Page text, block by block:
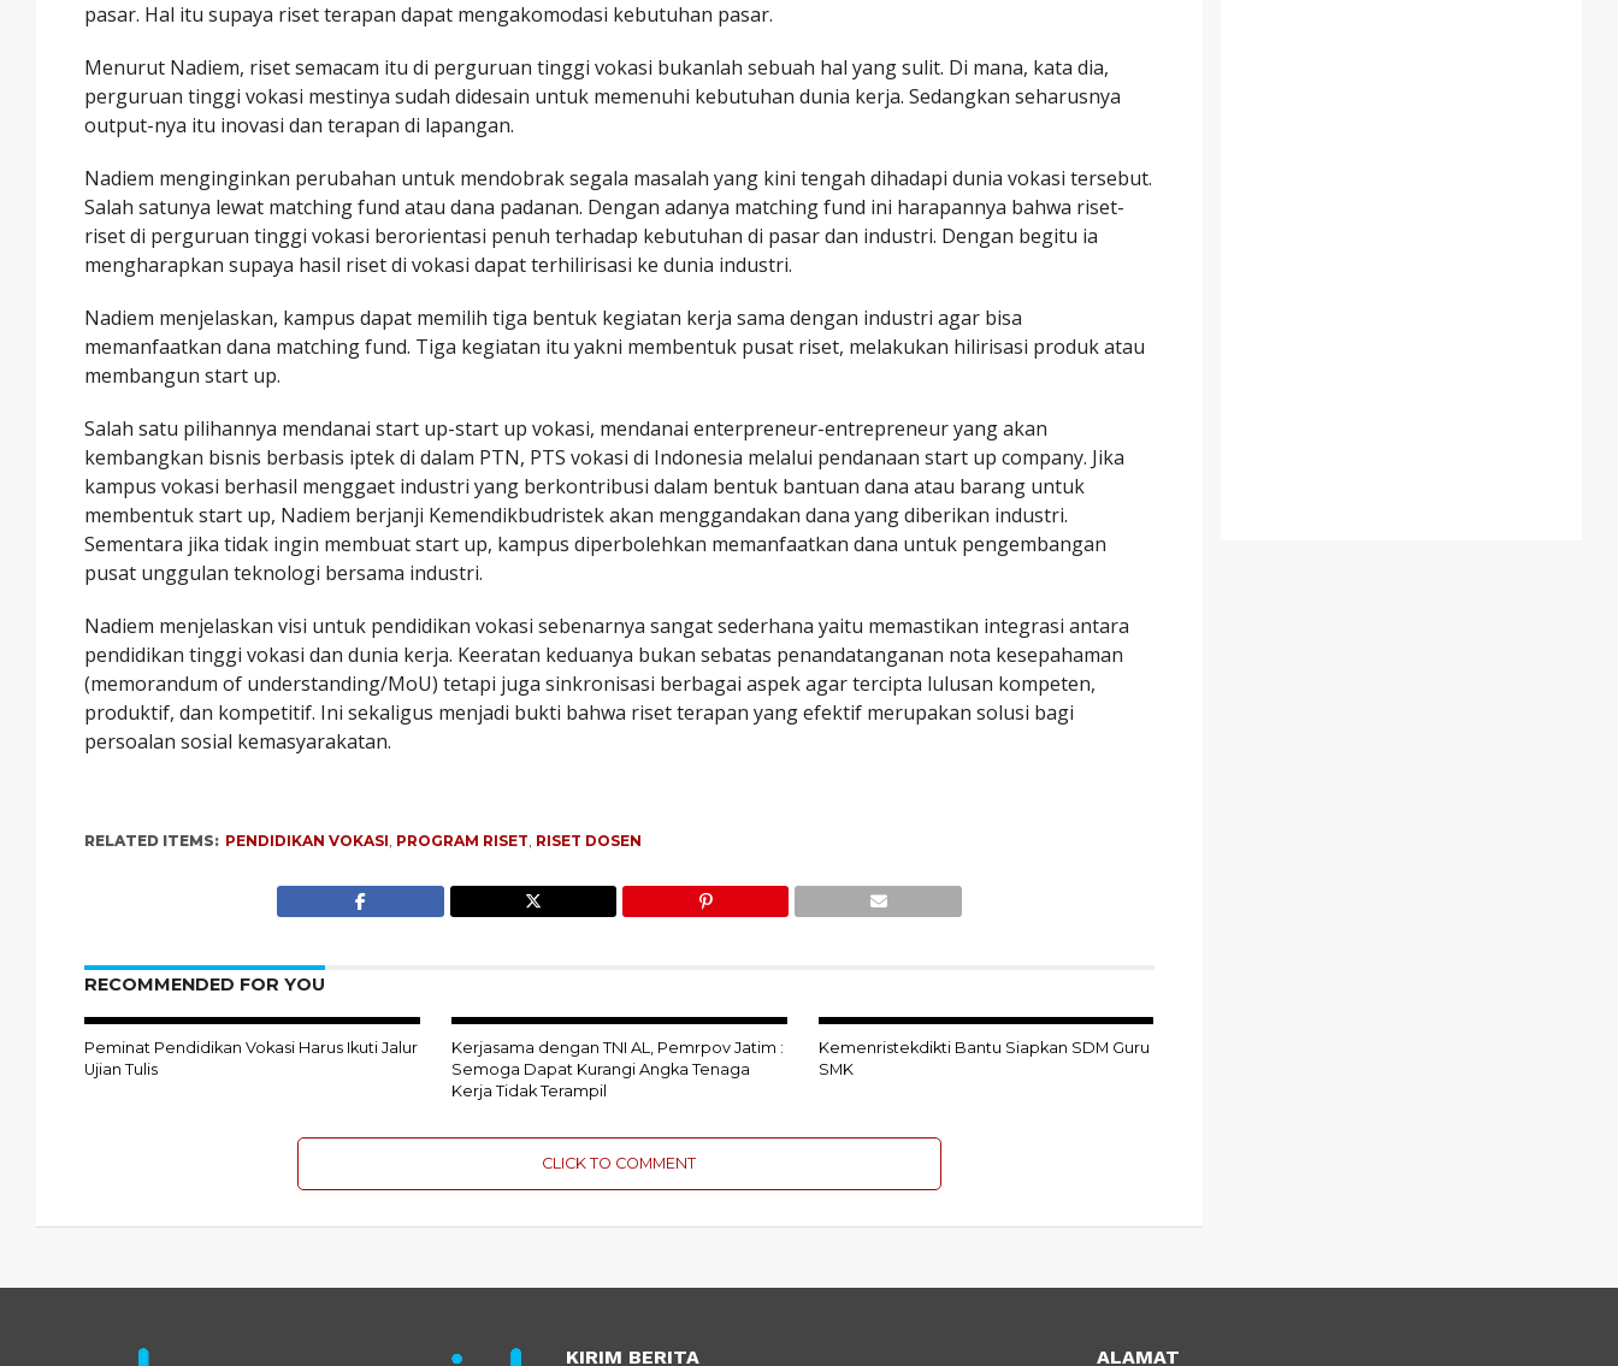
pasar. Hal itu supaya riset terapan dapat mengakomodasi kebutuhan pasar.
Menurut Nadiem, riset semacam itu di perguruan tinggi vokasi bukanlah sebuah hal yang sulit. Di mana, kata dia,
perguruan tinggi vokasi mestinya sudah didesain untuk memenuhi kebutuhan dunia kerja. Sedangkan seharusnya
output-nya itu inovasi dan terapan di lapangan.
Nadiem menginginkan perubahan untuk mendobrak segala masalah yang kini tengah dihadapi dunia vokasi tersebut.
Salah satunya lewat matching fund atau dana padanan. Dengan adanya matching fund ini harapannya bahwa riset-
riset di perguruan tinggi vokasi berorientasi penuh terhadap kebutuhan di pasar dan industri. Dengan begitu ia
mengharapkan supaya hasil riset di vokasi dapat terhilirisasi ke dunia industri.
Nadiem menjelaskan, kampus dapat memilih tiga bentuk kegiatan kerja sama dengan industri agar bisa
memanfaatkan dana matching fund. Tiga kegiatan itu yakni membentuk pusat riset, melakukan hilirisasi produk atau
membangun start up.
Salah satu pilihannya mendanai start up-start up vokasi, mendanai enterpreneur-entrepreneur yang akan
kembangkan bisnis berbasis iptek di dalam PTN, PTS vokasi di Indonesia melalui pendanaan start up company. Jika
kampus vokasi berhasil menggaet industri yang berkontribusi dalam bentuk bantuan dana atau barang untuk
membentuk start up, Nadiem berjanji Kemendikbudristek akan menggandakan dana yang diberikan industri.
Sementara jika tidak ingin membuat start up, kampus diperbolehkan memanfaatkan dana untuk pengembangan
pusat unggulan teknologi bersama industri.
Nadiem menjelaskan visi untuk pendidikan vokasi sebenarnya sangat sederhana yaitu memastikan integrasi antara
pendidikan tinggi vokasi dan dunia kerja. Keeratan keduanya bukan sebatas penandatanganan nota kesepahaman
(memorandum of understanding/MoU) tetapi juga sinkronisasi berbagai aspek agar tercipta lulusan kompeten,
produktif, dan kompetitif. Ini sekaligus menjadi bukti bahwa riset terapan yang efektif merupakan solusi bagi
persoalan sosial kemasyarakatan.
RELATED ITEMS: PENDIDIKAN VOKASI, PROGRAM RISET, RISET DOSEN
RECOMMENDED FOR YOU
Peminat Pendidikan Vokasi Harus Ikuti Jalur
Ujian Tulis
Kerjasama dengan TNI AL, Pemrpov Jatim :
Semoga Dapat Kurangi Angka Tenaga
Kerja Tidak Terampil
Kemenristekdikti Bantu Siapkan SDM Guru
SMK
CLICK TO COMMENT
KIRIM BERITA ALAMAT